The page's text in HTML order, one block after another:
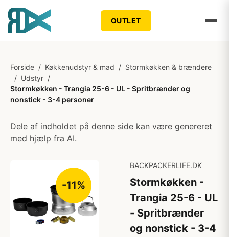
OUTLET
Forside / Køkkenudstyr & mad / Stormkøkken & brændere
/ Udstyr /
Stormkøkken - Trangia 25-6 - UL - Spritbrænder og
nonstick - 3-4 personer
Dele af indholdet på denne side kan være genereret
med hjælp fra AI.
-11%
BACKPACKERLIFE.DK
Stormkøkken -
Trangia 25-6 - UL
- Spritbrænder
og nonstick - 3-4